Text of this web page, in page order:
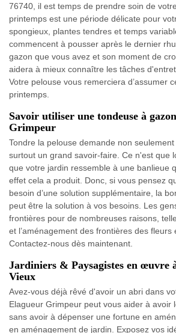
76740, il est temps de prendre soin de
printemps est une période délicate pour
spongieux, plantes tendres et temps
commencent à pousser après le dernier
gazon que vous avez et son moment de
aidera à mieux connaître les tâches
Votre pelouse vous remerciera d’assumer
printemps.
Savoir utiliser une tondeuse à
Grimpeur
Tondre la pelouse demande non
surtout un grand savoir-faire. Ce n'est que
que votre jardin ressemble à une banlieue
effet cela a produit. Donc, si vous pensez
besoin d’une solution supplémentaire, la
peut être la solution à vos besoins. Les
frontières pour de nombreuses raisons,
et l’aménagement des frontières des fleurs
Contactez-nous dès maintenant.
Jardiniers & Paysagistes en œuvre
Vieux
Avez-vous déjà rêvé d'avoir un abri dans
Elagueur Grimpeur peut vous aider à avoir
sans avoir à dépenser une fortune en
en aménagement de jardin. Exposez vos